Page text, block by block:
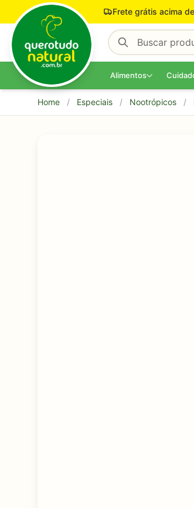
Pular para o conteúdo Frete grátis acima
Alimentos
Home / Especiais / Nootrópicos /